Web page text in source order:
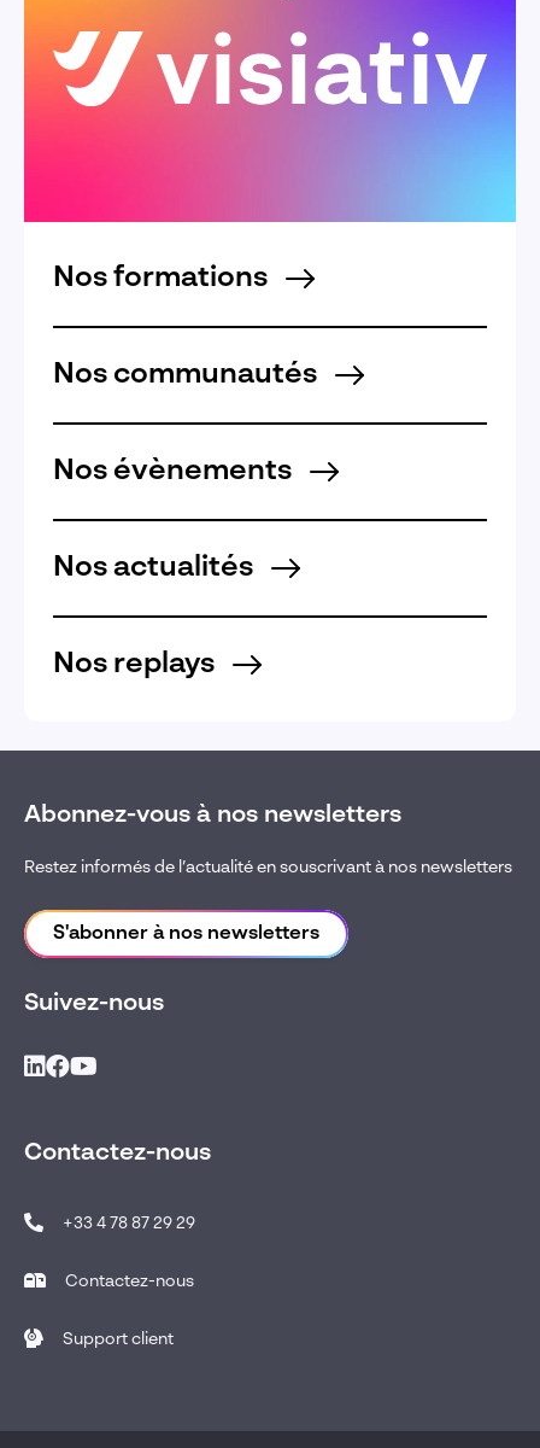
Nos formations
Nos communautés
Nos évènements
Nos actualités
Nos replays
Abonnez-vous à nos newsletters
Restez informés de l’actualité en souscrivant à nos newsletters
S'abonner à nos newsletters
Suivez-nous
Contactez-nous
+33 4 78 87 29 29
Contactez-nous
Support client